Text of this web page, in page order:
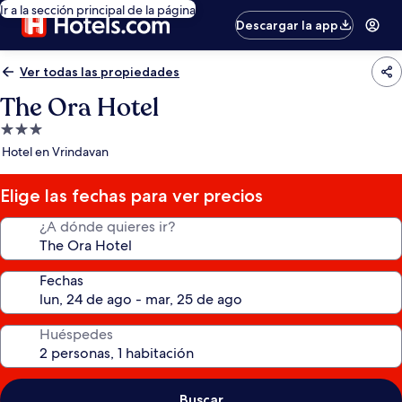
Ir a la sección principal de la página
Descargar la app
Ver todas las propiedades
The Ora Hotel
Propiedad
de
estrellas
Hotel en Vrindavan
Elige las fechas para ver precios
¿A dónde quieres ir?
Fechas
Huéspedes